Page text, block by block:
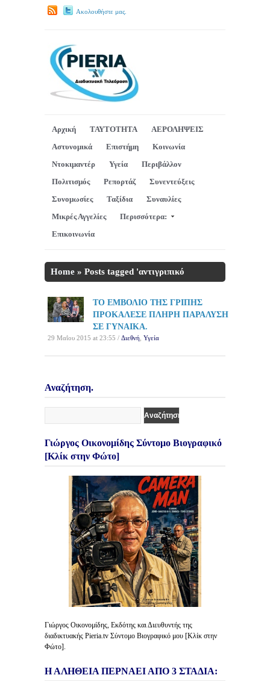
Ακολουθήστε μας.
Αρχική ΤΑΥΤΟΤΗΤΑ
ΑΕΡΟΛΗΨΕΙΣ
Αστυνομικά
Επιστήμη
Κοινωνία
Ντοκιμαντέρ
Υγεία
Περιβάλλον
Πολιτισμός
Ρεπορτάζ
Συνεντεύξεις
Συνομωσίες
Ταξίδια
Συναυλίες
Μικρές Αγγελίες
Περισσότερα:
Επικοινωνία
Home » Posts tagged 'αντιγριπικό
ΤΟ ΕΜΒΟΛΙΟ ΤΗΣ ΓΡΙΠΗΣ
ΠΡΟΚΑΛΕΣΕ ΠΛΗΡΗ ΠΑΡΑΛΥΣΗ
ΣΕ ΓΥΝΑΙΚΑ.
29 Μαΐου 2015 at 23:55 / Διεθνή Υγεία
Αναζήτηση.
Γιώργος Οικονομίδης Σύντομο Βιογραφικό
[Κλίκ στην Φώτο]
Γιώργος Οικονομίδης, Εκδότης και Διευθυντής της
διαδικτυακής Pieria.tv Σύντομο Βιογραφικό μου [Κλίκ στην
Φώτο].
Η ΑΛΗΘΕΙΑ ΠΕΡΝΑΕΙ ΑΠΟ 3 ΣΤΑΔΙΑ: